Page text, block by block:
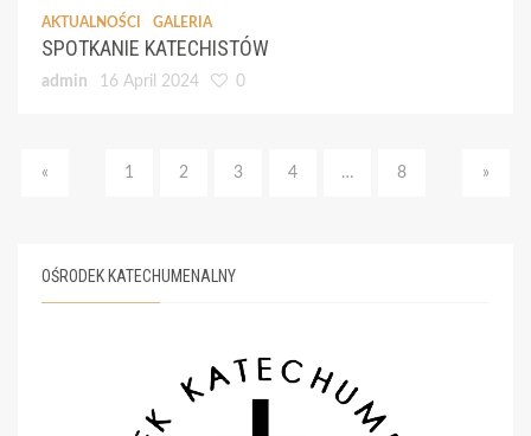
AKTUALNOŚCI GALERIA
SPOTKANIE KATECHISTÓW
admin 16 April 2024 0
« 1 2 3 4 … 8 »
OŚRODEK KATECHUMENALNY